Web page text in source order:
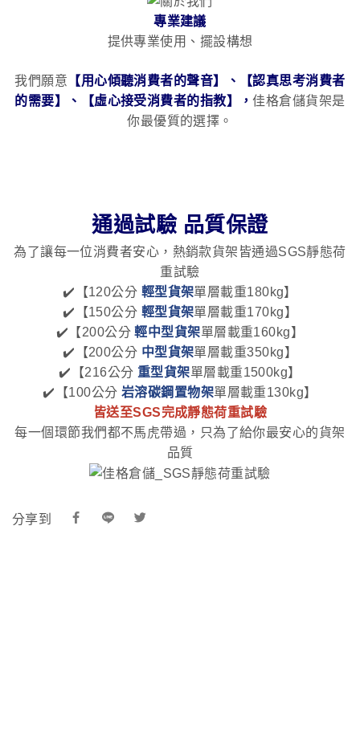
專業建議
提供專業使用、擺設構想
我們願意 【用心傾聽消費者的聲音】、【認真思考消費者
的需要】、【虛心接受消費者的指教】， 佳格倉儲貨架是
你最優質的選擇。
通過試驗 品質保證
為了讓每一位消費者安心，熱銷款貨架皆通過SGS靜態荷
重試驗
✔️【120公分 輕型貨架單層載重180kg】
✔️ 【150公分 輕型貨架單層載重170kg】
✔️ 【200公分輕中型貨架單層載重160kg】
✔️ 【200公分 中型貨架單層載重350kg】
✔️
【216公分 重型貨架單層載重1500kg】
✔️
【100公分 岩溶碳鋼置物架單層載重130kg】
皆送至SGS完成靜態荷重試驗
每一個環節我們都不馬虎帶過，只為了給你最安心的貨架
品質
分享到